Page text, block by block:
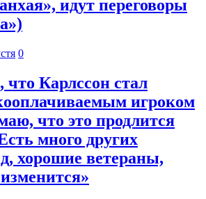
идут переговоры
0
что Карлссон стал
игроком
что это продлится
много других
хорошие ветераны,